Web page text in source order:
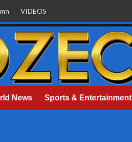
VIDEOS
News Sports & Entertainment